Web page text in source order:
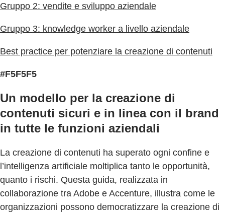
Gruppo 2: vendite e sviluppo aziendale
Gruppo 3: knowledge worker a livello aziendale
Best practice per potenziare la creazione di contenuti
#F5F5F5
Un modello per la creazione di
contenuti sicuri e in linea con il brand
in tutte le funzioni aziendali
La creazione di contenuti ha superato ogni confine e
l’intelligenza artificiale moltiplica tanto le opportunità,
quanto i rischi. Questa guida, realizzata in
collaborazione tra Adobe e Accenture, illustra come le
organizzazioni possono democratizzare la creazione di